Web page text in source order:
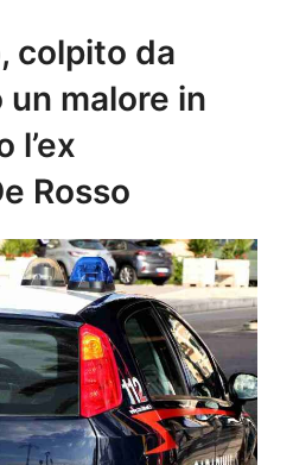
colpito da
malore in
l’ex
Rosso